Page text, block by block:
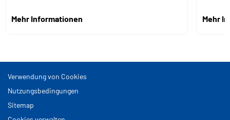
Mehr Informationen Mehr
Verwendung von Cookies
Nutzungsbedingungen
Sitemap